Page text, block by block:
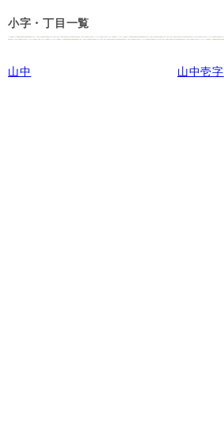
小字・丁目一覧
山中 山中壱字